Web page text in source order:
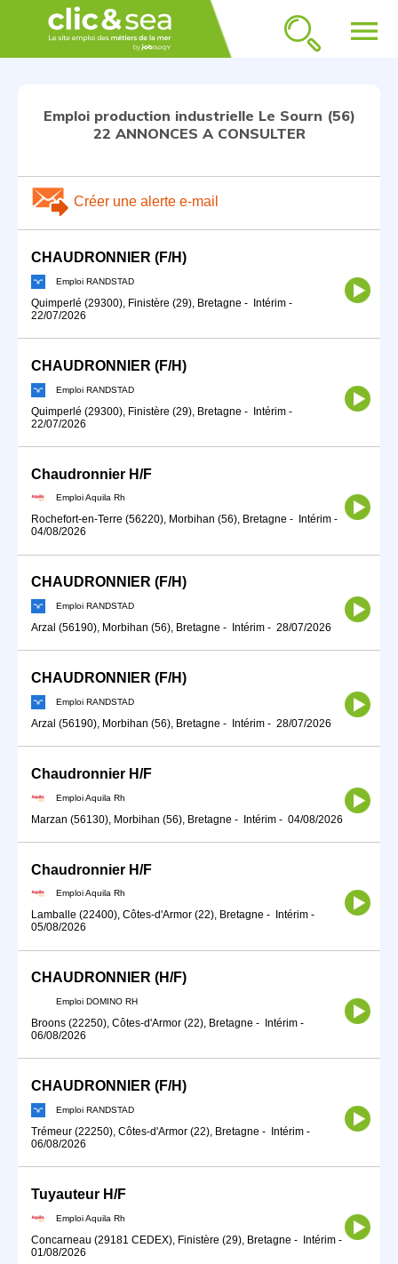
menu
Emploi production industrielle Le Sourn (56)
22 ANNONCES A CONSULTER
Créer une alerte e-mail
CHAUDRONNIER (F/H)
Emploi RANDSTAD
Quimperlé (29300), Finistère (29), Bretagne - Intérim -
22/07/2026
CHAUDRONNIER (F/H)
Emploi RANDSTAD
Quimperlé (29300), Finistère (29), Bretagne - Intérim -
22/07/2026
Chaudronnier H/F
Emploi Aquila Rh
Rochefort-en-Terre (56220), Morbihan (56), Bretagne - Intérim -
04/08/2026
CHAUDRONNIER (F/H)
Emploi RANDSTAD
Arzal (56190), Morbihan (56), Bretagne - Intérim - 28/07/2026
CHAUDRONNIER (F/H)
Emploi RANDSTAD
Arzal (56190), Morbihan (56), Bretagne - Intérim - 28/07/2026
Chaudronnier H/F
Emploi Aquila Rh
Marzan (56130), Morbihan (56), Bretagne - Intérim - 04/08/2026
Chaudronnier H/F
Emploi Aquila Rh
Lamballe (22400), Côtes-d'Armor (22), Bretagne - Intérim -
05/08/2026
CHAUDRONNIER (H/F)
Emploi DOMINO RH
Broons (22250), Côtes-d'Armor (22), Bretagne - Intérim -
06/08/2026
CHAUDRONNIER (F/H)
Emploi RANDSTAD
Trémeur (22250), Côtes-d'Armor (22), Bretagne - Intérim -
06/08/2026
Tuyauteur H/F
Emploi Aquila Rh
Concarneau (29181 CEDEX), Finistère (29), Bretagne - Intérim -
01/08/2026